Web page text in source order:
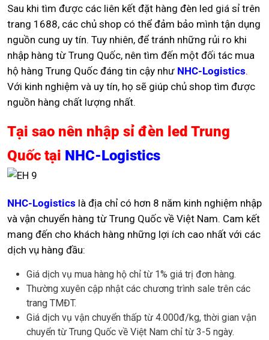
Sau khi tìm được các liên kết đặt hàng đèn led giá sỉ trên
trang 1688, các chủ shop có thể đảm bảo mình tận dụng
nguồn cung uy tín. Tuy nhiên, để tránh những rủi ro khi
nhập hàng từ Trung Quốc, nên tìm đến một đối tác mua
hộ hàng Trung Quốc đáng tin cậy như NHC-Logistics.
Với kinh nghiệm và uy tín, họ sẽ giúp chủ shop tìm được
nguồn hàng chất lượng nhất.
Tại sao nên nhập sỉ đèn led Trung
Quốc tại NHC-Logistics
NHC-Logistics là địa chỉ có hơn 8 năm kinh nghiệm nhập
và vận chuyển hàng từ Trung Quốc về Việt Nam. Cam kết
mang đến cho khách hàng những lợi ích cao nhất với các
dịch vụ hàng đầu:
Giá dịch vụ mua hàng hộ chỉ từ 1% giá trị đơn hàng.
Thường xuyên cập nhật các chương trình sale trên các
trang TMĐT.
Giá dịch vụ vận chuyển thấp từ 4.000đ/kg, thời gian vận
chuyển từ Trung Quốc về Việt Nam chỉ từ 3-5 ngày.